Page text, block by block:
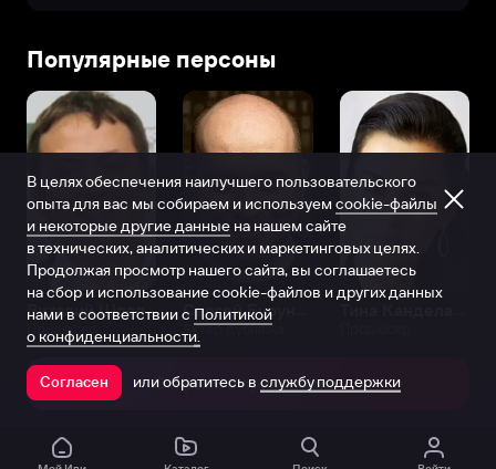
Популярные персоны
Виталий Шляппо
Продюсер Актёр дубляжа
Открыть в приложении
В целях обеспечения наилучшего пользовательского
опыта для вас мы собираем и используем cookie-файлы
и некоторые другие данные на нашем сайте
в технических, аналитических и маркетинговых целях.
Продолжая просмотр нашего сайта, вы соглашаетесь
на сбор и использование cookie-файлов и других данных
нами в соответствии с Политикой
о конфиденциальности.
Согласен или обратитесь в службу поддержки